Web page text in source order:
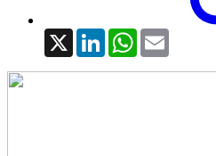
X LinkedInWhatsApp